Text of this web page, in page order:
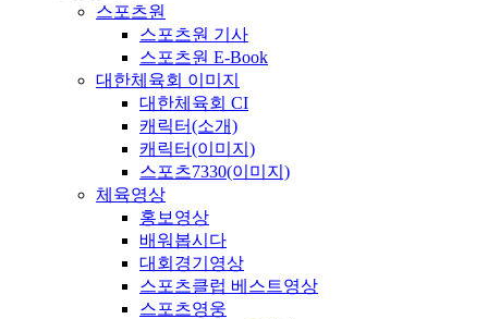
스포츠원
스포츠원 기사
스포츠원 E-Book
대한체육회 이미지
대한체육회 CI
캐릭터(소개)
캐릭터(이미지)
스포츠7330(이미지)
체육영상
홍보영상
배워봅시다
대회경기영상
스포츠클럽 베스트영상
스포츠영웅